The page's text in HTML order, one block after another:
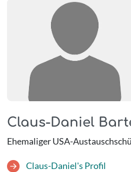
Claus-Daniel
Ehemaliger USA-
Claus-Daniel's Profil